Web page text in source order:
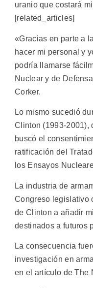
uranio que costará
[related_articles]
«Gracias en parte a
hacer mi personal y
podría llamarse
Nuclear y de
Corker.
Lo mismo sucedió
Clinton (1993-2001),
buscó el
ratificación del
los Ensayos
La industria de
Congreso legislativo
de Clinton a añadir
destinados a futuros
La consecuencia
investigación en
en el artículo de The